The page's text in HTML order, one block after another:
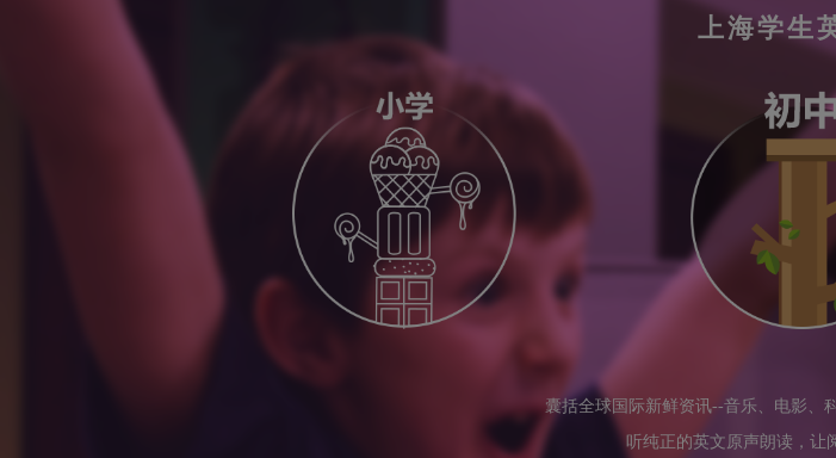
上海学生
囊括全球国际新鲜资讯--音乐、电影、
听纯正的英文原声朗读，让